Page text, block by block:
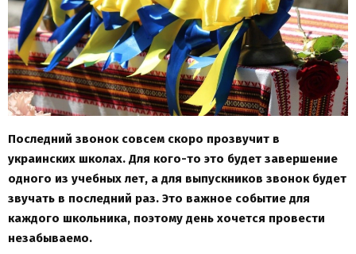
Последний звонок совсем скоро прозвучит в
украинских школах. Для кого-то это будет завершение
одного из учебных лет, а для выпускников звонок будет
звучать в последний раз. Это важное событие для
каждого школьника, поэтому день хочется провести
незабываемо.